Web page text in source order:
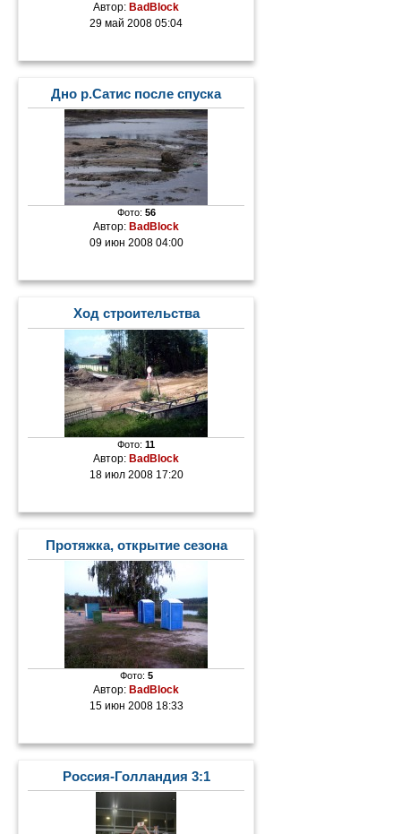
Автор: BadBlock
29 май 2008 05:04
Дно р.Сатис после спуска
Фото: 56
Автор: BadBlock
09 июн 2008 04:00
Ход строительства
Фото:11
Автор:BadBlock
18 июл 2008 17:20
Протяжка, открытие сезона
Фото: 5
Автор:BadBlock
15 июн 2008 18:33
Россия-Голландия 3:1